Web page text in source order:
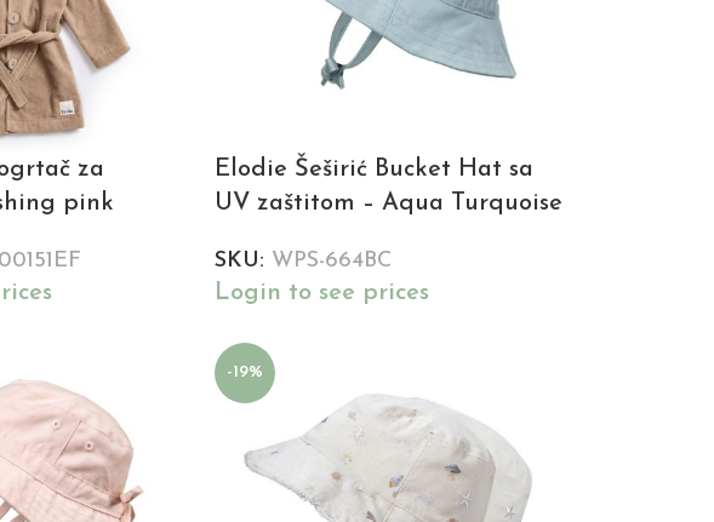
za
pink
Elodie Šeširić Bucket Hat sa
UV zaštitom – Aqua Turquoise
SKU: WPS-664BC
Login to see prices
-19%